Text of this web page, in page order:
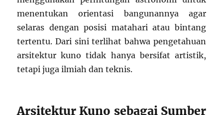
menentukan orientasi bangunannya agar
selaras dengan posisi matahari atau bintang
tertentu. Dari sini terlihat bahwa pengetahuan
arsitektur kuno tidak hanya bersifat artistik,
tetapi juga ilmiah dan teknis.
Arsitektur Kuno sebagai Sumber